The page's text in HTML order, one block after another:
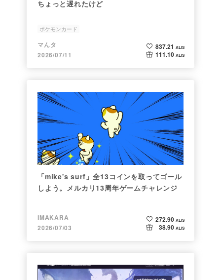
ちょっと遅れたけど
ポケモンカード
マんタ
2026/07/11
837.21 ALIS
111.10 ALIS
「mike's surf」全13コインを取ってゴール
しよう。メルカリ13周年ゲームチャレンジ
IMAKARA
2026/07/03
272.90 ALIS
38.90 ALIS